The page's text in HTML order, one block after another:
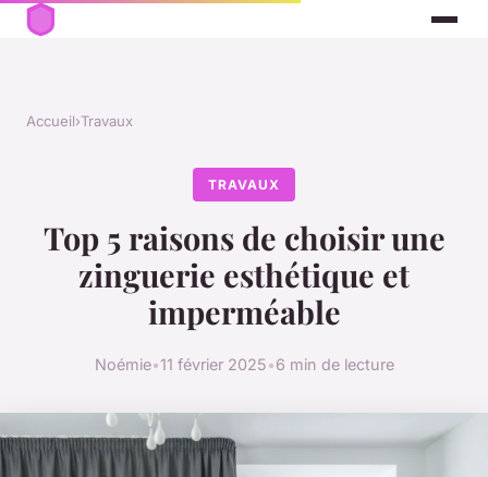
Accueil›Travaux
TRAVAUX
Top 5 raisons de choisir une
zinguerie esthétique et
imperméable
Noémie•11 février 2025•6 min de lecture